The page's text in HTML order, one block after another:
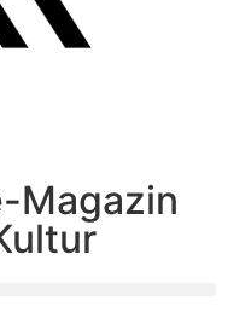
Magazin